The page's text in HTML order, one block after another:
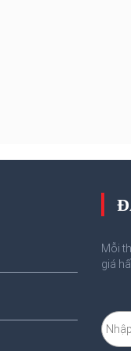
Mỗi
giá